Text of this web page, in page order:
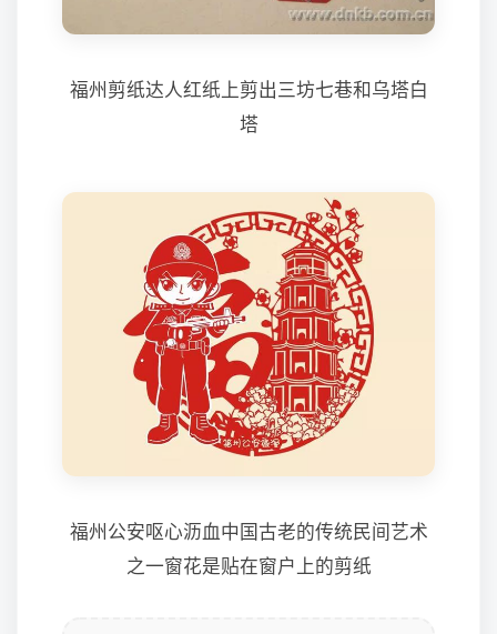
福州剪纸达人红纸上剪出三坊七巷和乌塔白
塔
福州公安呕心沥血中国古老的传统民间艺术
之一窗花是贴在窗户上的剪纸